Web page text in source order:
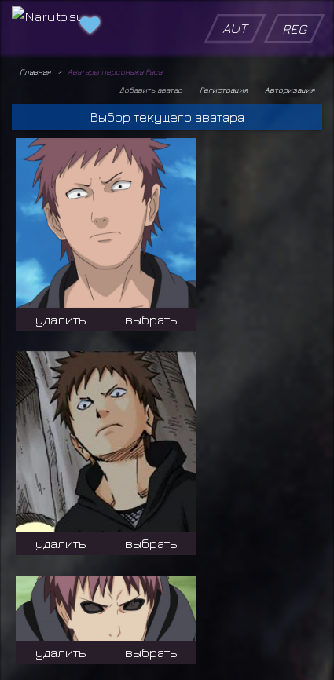
AUT REG
Главная
Аватары персонажа Раса
Авторизация
Регистрация
Добавить аватар
Выбор текущего аватара
удалить выбрать
удалить выбрать
удалить выбрать